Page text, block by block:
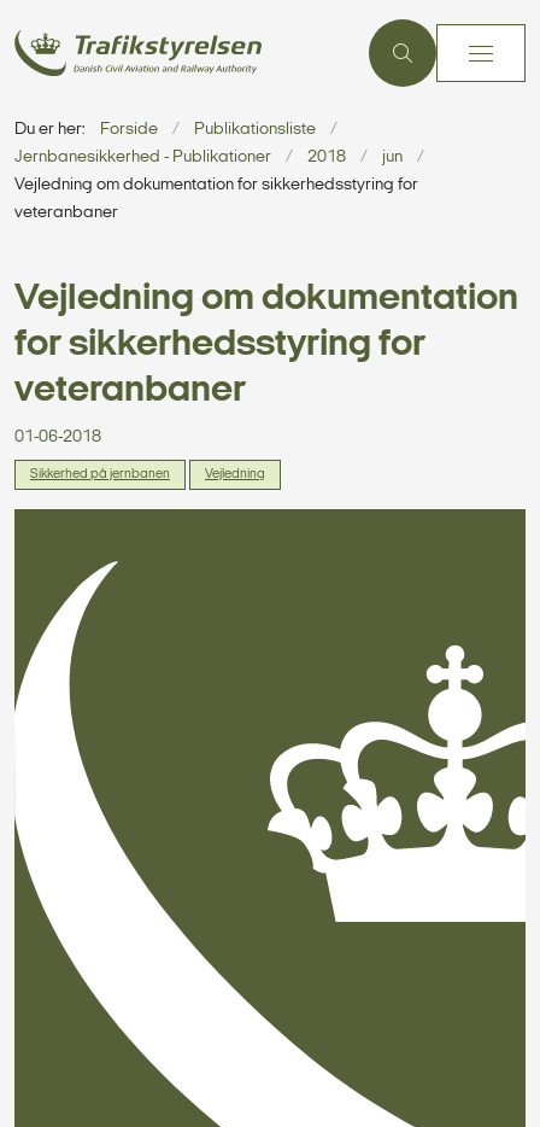
Du er her: Forside
Publikationsliste
Jernbanesikkerhed - Publikationer
2018
jun
Vejledning om dokumentation for sikkerhedsstyring for
veteranbaner
Vejledning om dokumentation
for sikkerhedsstyring for
veteranbaner
01-06-2018
Sikkerhed på jernbanen Vejledning